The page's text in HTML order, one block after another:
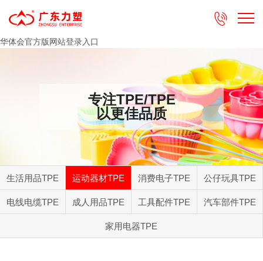
华体会官方版网站登录入口

专注TPE/TPE
以更佳品质
生活用品TPE 运动器材TPE 消费电子TPE 公仔玩具TPE
电线电缆TPE 成人用品TPE 工具配件TPE 汽车部件TPE
家用电器TPE